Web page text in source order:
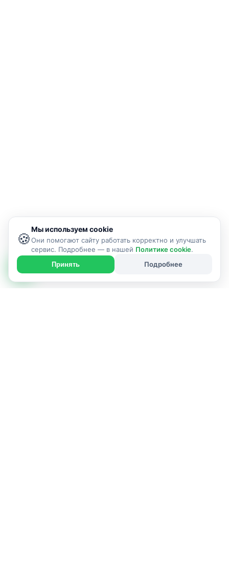
🍪
Мы используем cookie
Они помогают сайту работать корректно и улучшать
сервис. Подробнее — в нашей Политике cookie.
Принять Подробнее